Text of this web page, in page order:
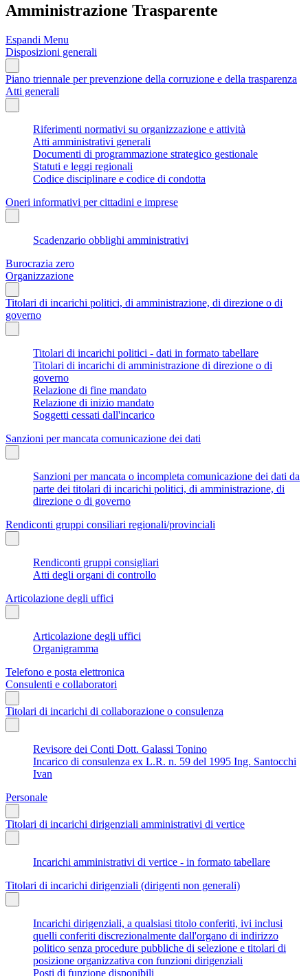
Amministrazione Trasparente
Espandi Menu
Disposizioni generali
Piano triennale per prevenzione della corruzione e della trasparenza
Atti generali
Riferimenti normativi su organizzazione e attività
Atti amministrativi generali
Documenti di programmazione strategico gestionale
Statuti e leggi regionali
Codice disciplinare e codice di condotta
Oneri informativi per cittadini e imprese
Scadenzario obblighi amministrativi
Burocrazia zero
Organizzazione
Titolari di incarichi politici, di amministrazione, di direzione o di
governo
Titolari di incarichi politici - dati in formato tabellare
Titolari di incarichi di amministrazione di direzione o di
governo
Relazione di fine mandato
Relazione di inizio mandato
Soggetti cessati dall'incarico
Sanzioni per mancata comunicazione dei dati
Sanzioni per mancata o incompleta comunicazione dei dati da
parte dei titolari di incarichi politici, di amministrazione, di
direzione o di governo
Rendiconti gruppi consiliari regionali/provinciali
Rendiconti gruppi consigliari
Atti degli organi di controllo
Articolazione degli uffici
Articolazione degli uffici
Organigramma
Telefono e posta elettronica
Consulenti e collaboratori
Titolari di incarichi di collaborazione o consulenza
Revisore dei Conti Dott. Galassi Tonino
Incarico di consulenza ex L.R. n. 59 del 1995 Ing. Santocchi
Ivan
Personale
Titolari di incarichi dirigenziali amministrativi di vertice
Incarichi amministrativi di vertice - in formato tabellare
Titolari di incarichi dirigenziali (dirigenti non generali)
Incarichi dirigenziali, a qualsiasi titolo conferiti, ivi inclusi
quelli conferiti discrezionalmente dall'organo di indirizzo
politico senza procedure pubbliche di selezione e titolari di
posizione organizzativa con funzioni dirigenziali
Posti di funzione disponibili